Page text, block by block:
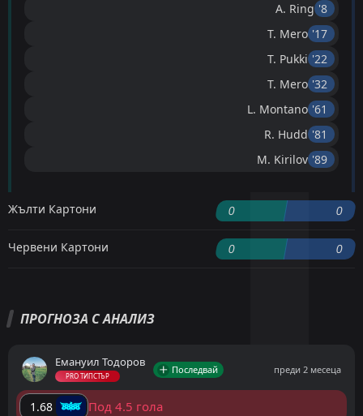
A. Ring '8 ︎
T. Mero '17 ︎
T. Pukki '22 ︎
T. Mero '32 ︎
L. Montano '61 ︎
R. Hudd '81 ︎
M. Kirilov '89 ︎
Жълти Картони 0 0
Червени Картони 0 0
ПРОГНОЗА С АНАЛИЗ
Емануил Тодоров
PRO ТИПСТЪР
Последвай преди 2 месеца
1.68 Под 4.5 гола